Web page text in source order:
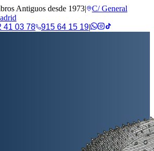
Antiguos desde 1973|
C/ General
41 03 78 915 64 15 19|